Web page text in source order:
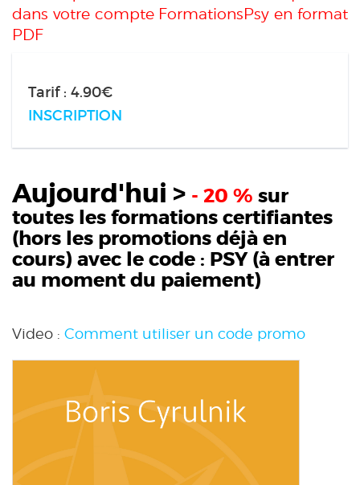
dans votre compte FormationsPsy en format
PDF
Tarif : 4.90€
INSCRIPTION
Aujourd'hui > - 20 % sur
toutes les formations certifiantes
(hors les promotions déjà en
cours) avec le code : PSY(à entrer
au moment du paiement)
Video : Comment utiliser un code promo